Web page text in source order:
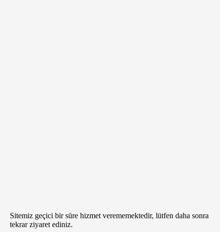
Sitemiz geçici bir süre hizmet verememektedir, lütfen daha sonra
tekrar ziyaret ediniz.